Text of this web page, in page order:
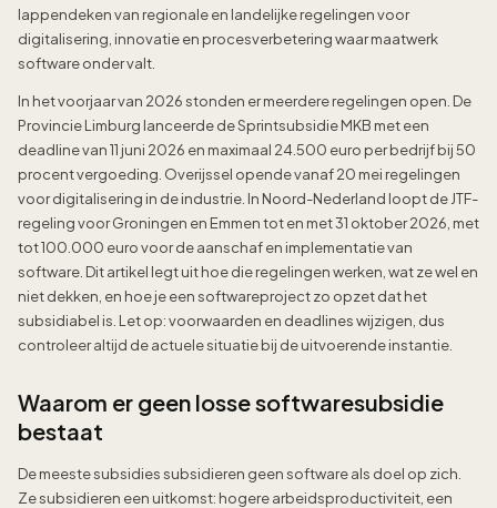
lappendeken van regionale en landelijke regelingen voor
digitalisering, innovatie en procesverbetering waar maatwerk
software onder valt.
In het voorjaar van 2026 stonden er meerdere regelingen open. De
Provincie Limburg lanceerde de Sprintsubsidie MKB met een
deadline van 11 juni 2026 en maximaal 24.500 euro per bedrijf bij 50
procent vergoeding. Overijssel opende vanaf 20 mei regelingen
voor digitalisering in de industrie. In Noord-Nederland loopt de JTF-
regeling voor Groningen en Emmen tot en met 31 oktober 2026, met
tot 100.000 euro voor de aanschaf en implementatie van
software. Dit artikel legt uit hoe die regelingen werken, wat ze wel en
niet dekken, en hoe je een softwareproject zo opzet dat het
subsidiabel is. Let op: voorwaarden en deadlines wijzigen, dus
controleer altijd de actuele situatie bij de uitvoerende instantie.
Waarom er geen losse softwaresubsidie
bestaat
De meeste subsidies subsidieren geen software als doel op zich.
Ze subsidieren een uitkomst: hogere arbeidsproductiviteit, een